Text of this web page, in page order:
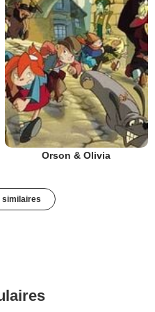
Orson & Olivia
similaires